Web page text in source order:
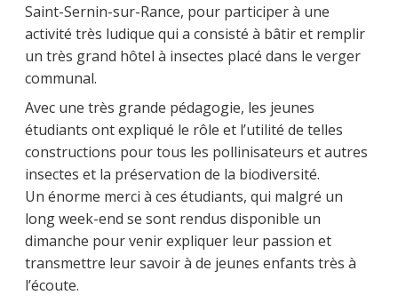
Saint-Sernin-sur-Rance, pour participer à une
activité très ludique qui a consisté à bâtir et remplir
un très grand hôtel à insectes placé dans le verger
communal.
Avec une très grande pédagogie, les jeunes
étudiants ont expliqué le rôle et l’utilité de telles
constructions pour tous les pollinisateurs et autres
insectes et la préservation de la biodiversité.
Un énorme merci à ces étudiants, qui malgré un
long week-end se sont rendus disponible un
dimanche pour venir expliquer leur passion et
transmettre leur savoir à de jeunes enfants très à
l’écoute.